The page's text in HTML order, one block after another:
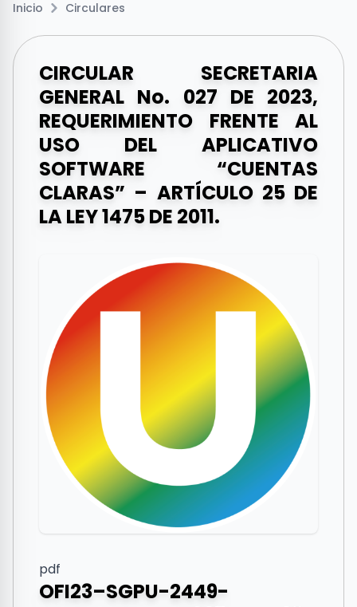
Inicio Circulares
CIRCULAR SECRETARIA
GENERAL No. 027 DE 2023,
REQUERIMIENTO FRENTE AL
USO DEL APLICATIVO
SOFTWARE “CUENTAS
CLARAS” – ARTÍCULO 25 DE
LA LEY 1475 DE 2011.
pdf
OFI23–SGPU-2449-